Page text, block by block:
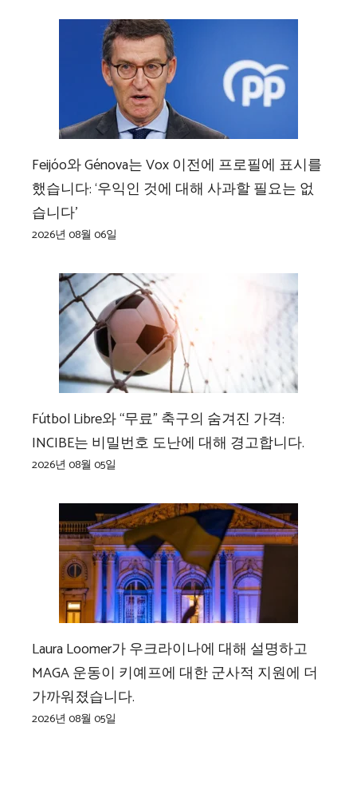
Feijóo와 Génova는 Vox 이전에 프로필에 표시를
했습니다: ‘우익인 것에 대해 사과할 필요는 없
습니다’
2026년 08월 06일
Fútbol Libre와 “무료” 축구의 숨겨진 가격:
INCIBE는 비밀번호 도난에 대해 경고합니다.
2026년 08월 05일
Laura Loomer가 우크라이나에 대해 설명하고
MAGA 운동이 키예프에 대한 군사적 지원에 더
가까워졌습니다.
2026년 08월 05일